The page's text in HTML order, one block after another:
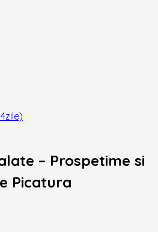
– Prospetime si
Picatura